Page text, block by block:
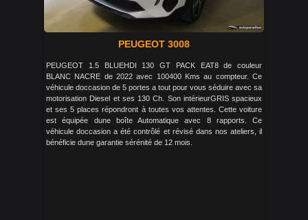
PEUGEOT 3008
PEUGEOT 1.5 BLUEHDI 130 GT PACK EAT8 de couleur
BLANC NACRE de 2022 avec 100400 Kms au compteur. Ce
véhicule doccasion de 5 portes a tout pour vous séduire avec sa
motorisation Diesel et ses 130 Ch. Son intérieurGRIS spacieux
et ses 5 places répondront à toutes vos attentes. Cette voiture
est équipée dune boîte Automatique avec 8 rapports. Ce
véhicule doccasion a été contrôlé et révisé dans nos ateliers, il
bénéficie dune garantie sérénité de 12 mois.